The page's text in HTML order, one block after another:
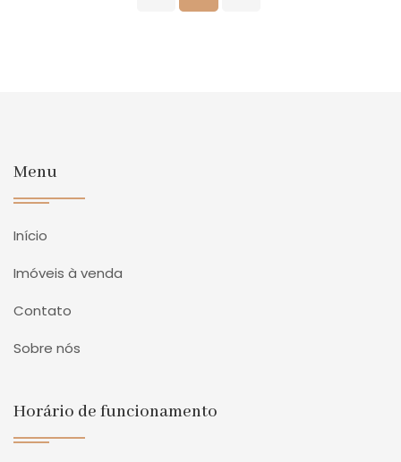
Menu
Início
Imóveis à venda
Contato
Sobre nós
Horário de funcionamento